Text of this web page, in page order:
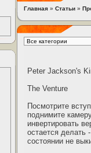
Главная » Статьи »
Peter Jackson's
The Venture
Посмотрите
поднимите
инвертировать
остается делать
состоянии не